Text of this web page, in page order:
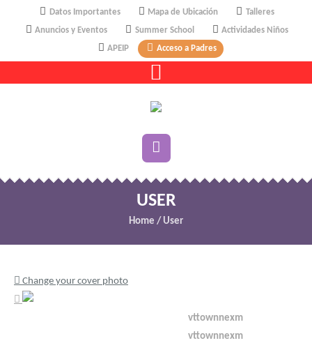
Datos Importantes Mapa de Ubicación
Talleres
Anuncios y Eventos
Summer School
Actividades Niños
APEIP
Acceso a Padres
USER
Home / User
Change your cover photo
vttownnexm
vttownnexm